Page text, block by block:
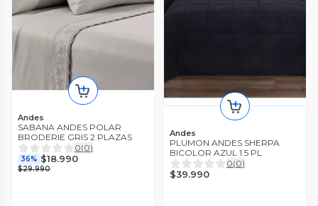
Andes
SABANA ANDES POLAR
BRODERIE GRIS 2 PLAZAS
0(0)
36% $18.990
$29.990
Andes
PLUMON ANDES SHERPA
BICOLOR AZUL 1.5 PL
0(0)
$39.990